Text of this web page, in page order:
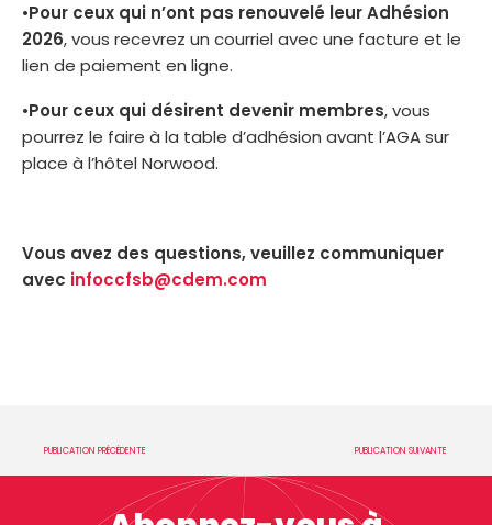
•Pour ceux qui n’ont pas renouvelé leur Adhésion
2026, vous recevrez un courriel avec une facture et le
lien de paiement en ligne.
•Pour ceux qui désirent devenir membres, vous
pourrez le faire à la table d’adhésion avant l’AGA sur
place à l’hôtel Norwood.
Vous avez des questions, veuillez communiquer
avec infoccfsb@cdem.com
PUBLICATION PRÉCÉDENTE PUBLICATION SUIVANTE